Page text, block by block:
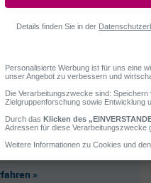
bei Diabetes: Tipps
es in puncto
bei Diabetes wirklich an?